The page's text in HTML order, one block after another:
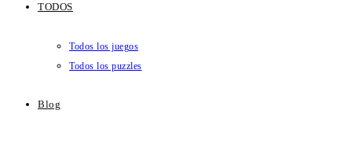
TODOS
Todos los juegos
Todos los puzzles
Blog